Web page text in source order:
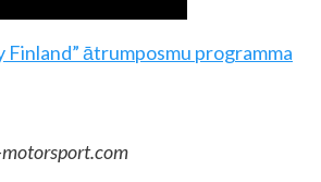
Finland” ātrumposmu programma